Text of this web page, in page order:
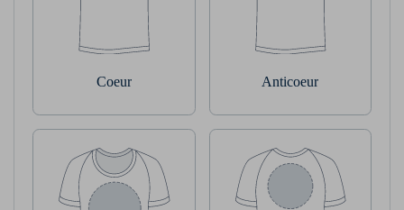
Coeur Anticoeur